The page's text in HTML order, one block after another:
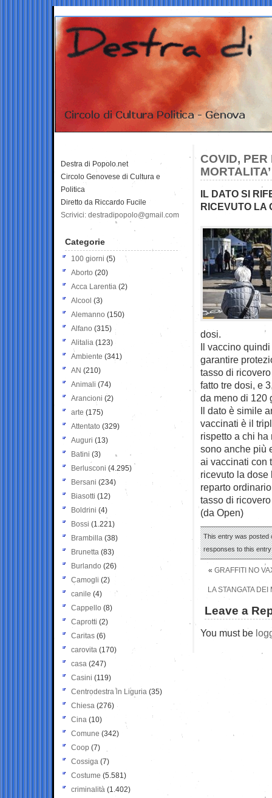
COVID, PER
IL DATO SI
RICEVUTO LA
dosi.
Il vaccino
garantire
tasso di
fatto tre dosi, e
da meno di 120
Il dato è simile
vaccinati è il
rispetto a chi
sono anche più
ai vaccinati con
ricevuto la dose
reparto
tasso di
(da Open)
This entry was posted
responses to this
« GRAFFITI NO
LA STANGATA
Leave a
You must be
Destra di Popolo.net
Circolo Genovese di Cultura e
Politica
Diretto da Riccardo Fucile
Scrivici: destradipopolo@gmail.com
Categorie
100 giorni (5)
Aborto (20)
Acca Larentia (2)
Alcool (3)
Alemanno (150)
Alfano (315)
Alitalia (123)
Ambiente (341)
AN (210)
Animali (74)
Arancioni (2)
arte (175)
Attentato (329)
Auguri (13)
Batini (3)
Berlusconi (4.295)
Bersani (234)
Biasotti (12)
Boldrini (4)
Bossi (1.221)
Brambilla (38)
Brunetta (83)
Burlando (26)
Camogli (2)
canile (4)
Cappello (8)
Caprotti (2)
Caritas (6)
carovita (170)
casa (247)
Casini (119)
Centrodestra in Liguria (35)
Chiesa (276)
Cina (10)
Comune (342)
Coop (7)
Cossiga (7)
Costume (5.581)
criminalità (1.402)